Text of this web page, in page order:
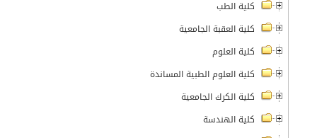
كلية الطب
كلية العقبة الجامعية
كلية العلوم
كلية العلوم الطبية المساندة
كلية الكرك الجامعية
كلية الهندسة